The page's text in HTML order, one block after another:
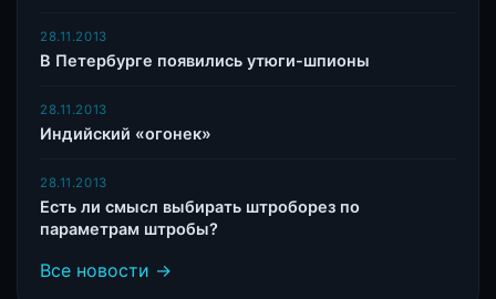
28.11.2013
В Петербурге появились утюги-шпионы
28.11.2013
Индийский «огонек»
28.11.2013
Есть ли смысл выбирать штроборез по
параметрам штробы?
Все новости →